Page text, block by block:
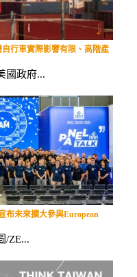
行車實際影響有限、高階產
國政府...
布未來擴大參與European
/ZE...